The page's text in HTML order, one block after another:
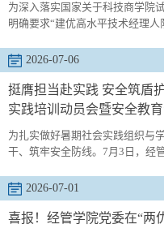
为深入落实国家关于科技商学院
明确要求“建优高水平技术经理
青岛科技大学经济与管理学院党
财经大学专题调研科技商学院建
学商学院何玉润院长重点介绍了
介绍了我...
2026-07-06
挺膺担当赴实践 安全筑
实践培训动员会暨安全教
为扎实做好暑期社会实践组织与
干、筑牢安全防线。7月3日，经
跑学长学姐牛志强、王钰瑄参加
会议伊始，牛志强结合自身参与
历，详细介绍了从项目选题、团
2026-07-01
喜报！经管学院党委在“两